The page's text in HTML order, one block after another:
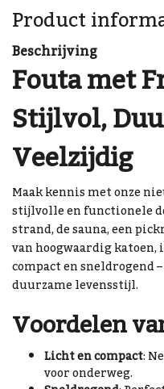
Product
Beschrijving
Fouta met
Stijlvol,
Veelzijdig
Maak kennis met onze
stijlvolle en functionele
strand, de sauna, een
van hoogwaardig
compact en sneldrogend
duurzame levensstijl.
Voordelen
Licht en compact:
voor onderweg.